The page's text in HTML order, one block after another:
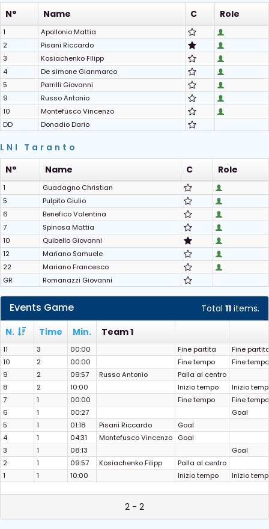
N°
Name C Role
1
Apollonio Mattia
2
Pisani Riccardo
3
Kosiachenko Filipp
4
De simone Gianmarco
5
Parrilli Giovanni
9
Russo Antonio
10
Montefusco Vincenzo
DD
Donadio Dario
LNI Taranto
N°
Name C Role
1
Guadagno Christian
5
Pulpito Giulio
6
Benefico Valentina
7
Spinosa Mattia
10
Quibello Giovanni
12
Mariano Samuele
22
Mariano Francesco
GR
Romanazzi Giovanni
Total 11 items.
Events Game
N. Time Min. Team 1
11 3 00:00 Fine partita
Fine
10
2 00:00 Fine tempo
Fine tempo
9
2 09:57 Russo Antonio
Palla al centro
8
2 10:00 Inizio tempo
Inizio
7
1 00:00 Fine tempo
Fine tempo
6
1 00:27
Goal
5
1 01:18 Pisani Riccardo
Goal
4
1 04:31 Montefusco Vincenzo
Goal
3
1 08:13
Goal
2
1 09:57 Kosiachenko Filipp
Palla al centro
1
1 10:00 Inizio tempo Inizio
2 - 2